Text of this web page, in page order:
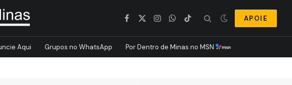
Facebook
X
Instagram
WhatsApp
TikTok APOIE
Aqui Grupos no WhatsApp Por Dentro de Minas no MSN